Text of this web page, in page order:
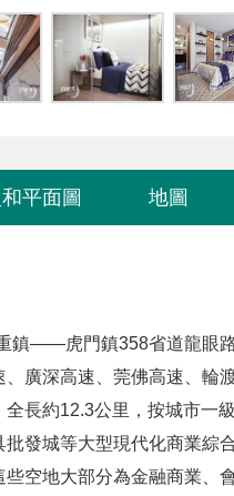
平面圖 地圖
鎮——虎門鎮358省道龍眼
廣深高速、莞佛高速、輪
長約12.3公里，按城市一
發城等大型現代化商業綜合
空地大部分為金融商業、